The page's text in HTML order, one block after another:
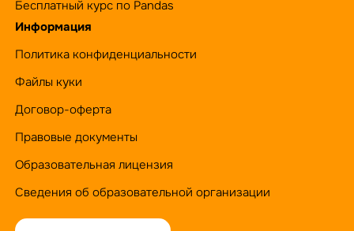
Бесплатный курс по Pandas
Информация
Политика конфиденциальности
Файлы куки
Договор-оферта
Правовые документы
Образовательная лицензия
Сведения об образовательной организации